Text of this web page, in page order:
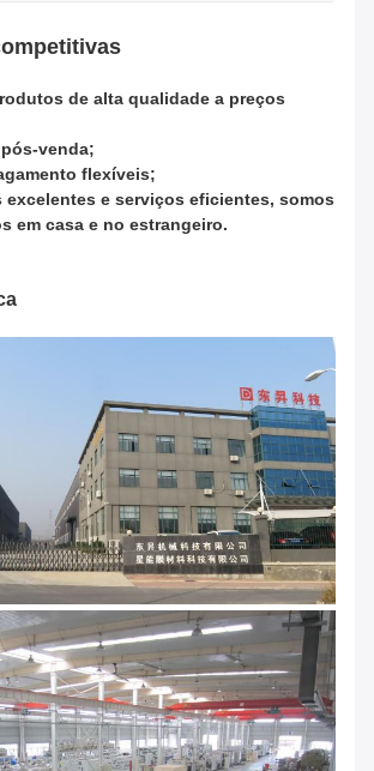
de alta qualidade a preços
venda;
flexíveis;
excelentes e serviços eficientes, somos
em casa e no estrangeiro.